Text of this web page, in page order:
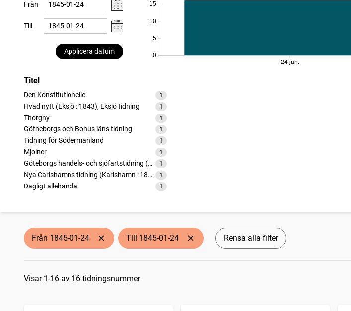
Från
Till
Applicera datum
0
5
10
15
24 jan.
Titel
Den Konstitutionelle 1
träffar
Hvad nytt (Eksjö : 1843), Eksjö tidning
1
träffar
Thorgny
1
träffar
Götheborgs och Bohus läns tidning
1
träffar
Tidning för Södermanland
1
träffar
Mjolner
1
träffar
Göteborgs handels- och sjöfartstidning (1832)
1
träffar
Nya Carlshamns tidning (Karlshamn : 1841)
1
träffar
Dagligt allehanda
1
träffar
träffar
Stockholms dagblad
träffar
Westerås annonceblad
träffar
Från 1845-01-24 Till 1845-01-24 Rensa alla filter
Sökresultat
Visar 1-16 av 16 tidningsnummer